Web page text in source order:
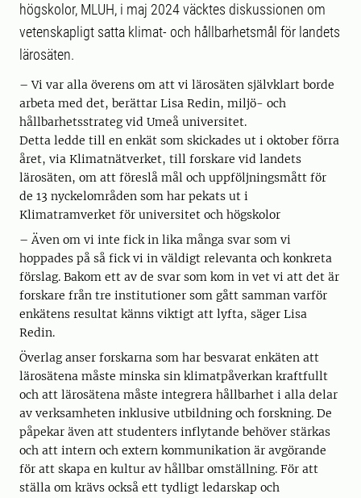
högskolor, MLUH, i maj 2024 väcktes diskussionen om
vetenskapligt satta klimat- och hållbarhetsmål för landets
lärosäten.
– Vi var alla överens om att vi lärosäten självklart borde
arbeta med det, berättar Lisa Redin, miljö- och
hållbarhetsstrateg vid Umeå universitet.
Detta ledde till en enkät som skickades ut i oktober förra
året, via Klimatnätverket, till forskare vid landets
lärosäten, om att föreslå mål och uppföljningsmått för
de 13 nyckelområden som har pekats ut i
Klimatramverket för universitet och högskolor
– Även om vi inte fick in lika många svar som vi
hoppades på så fick vi in väldigt relevanta och konkreta
förslag. Bakom ett av de svar som kom in vet vi att det är
forskare från tre institutioner som gått samman varför
enkätens resultat känns viktigt att lyfta, säger Lisa
Redin.
Överlag anser forskarna som har besvarat enkäten att
lärosätena måste minska sin klimatpåverkan kraftfullt
och att lärosätena måste integrera hållbarhet i alla delar
av verksamheten inklusive utbildning och forskning. De
påpekar även att studenters inflytande behöver stärkas
och att intern och extern kommunikation är avgörande
för att skapa en kultur av hållbar omställning. För att
ställa om krävs också ett tydligt ledarskap och